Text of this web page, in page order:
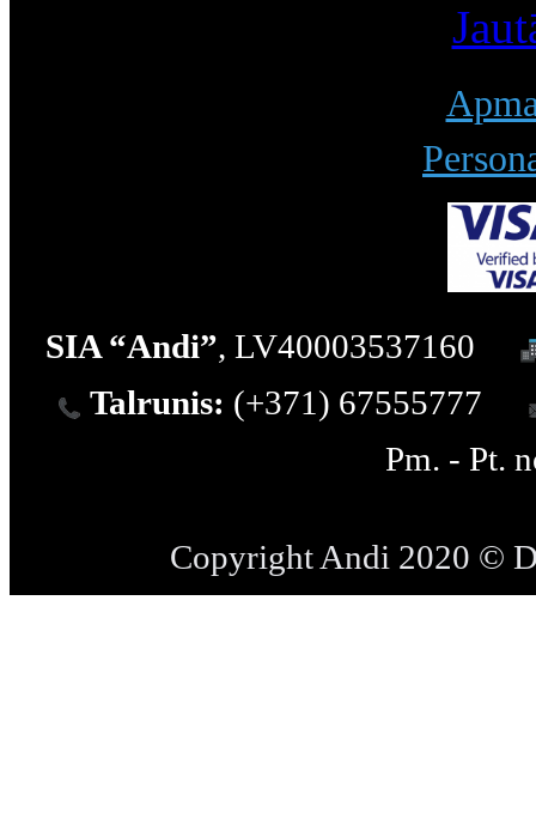
SIA “Andi”, LV40003537160
Talrunis: (+371) 67555777
Pm. - Pt.
Copyright Andi 2020 ©